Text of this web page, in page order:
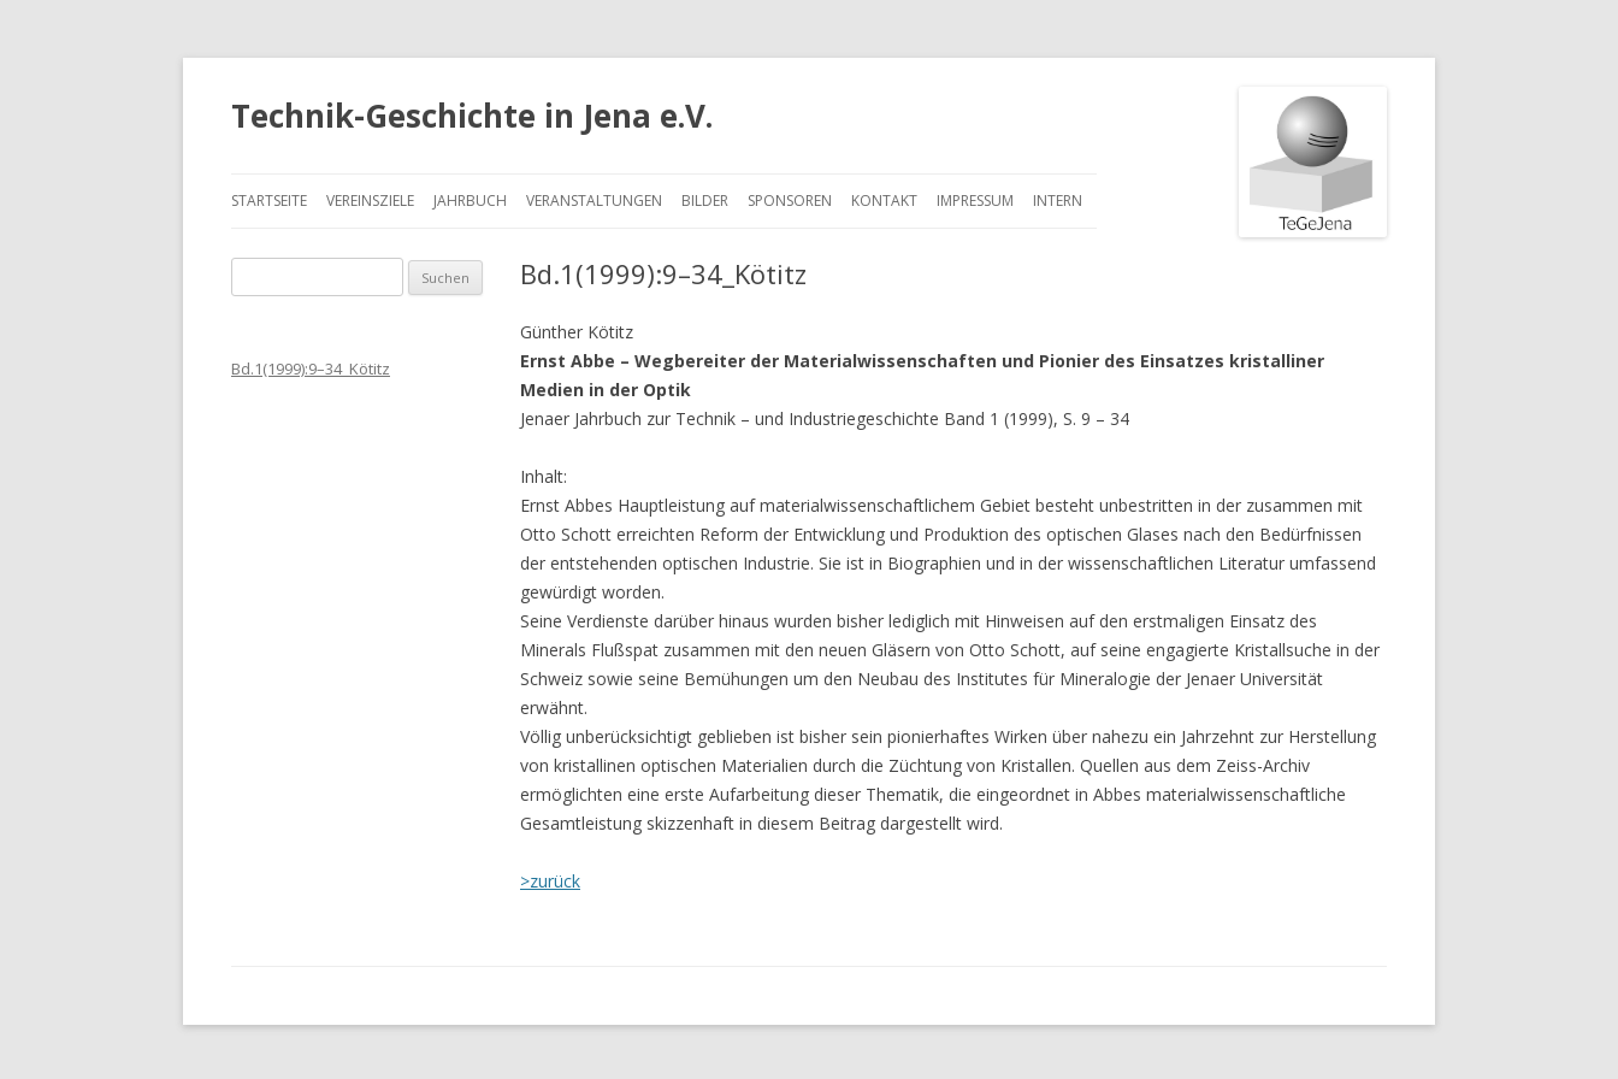
Technik-Geschichte in Jena e.V.
zum
STARTSEITE VEREINSZIELE JAHRBUCH VERANSTALTUNGEN BILDER SPONSOREN KONTAKT IMPRESSUM INTERN
Bd.1(1999):9–34_Kötitz
Günther Kötitz
Ernst Abbe – Wegbereiter der Materialwissenschaften und Pionier des Einsatzes kristalliner
Medien in der Optik
Jenaer Jahrbuch zur Technik – und Industriegeschichte Band 1 (1999), S. 9 – 34
Inhalt:
Ernst Abbes Hauptleistung auf materialwissenschaftlichem Gebiet besteht unbestritten in der zusammen mit
Otto Schott erreichten Reform der Entwicklung und Produktion des optischen Glases nach den Bedürfnissen
der entstehenden optischen Industrie. Sie ist in Biographien und in der wissenschaftlichen Literatur umfassend
gewürdigt worden.
Seine Verdienste darüber hinaus wurden bisher lediglich mit Hinweisen auf den erstmaligen Einsatz des
Minerals Flußspat zusammen mit den neuen Gläsern von Otto Schott, auf seine engagierte Kristallsuche in der
Schweiz sowie seine Bemühungen um den Neubau des Institutes für Mineralogie der Jenaer Universität
erwähnt.
Völlig unberücksichtigt geblieben ist bisher sein pionierhaftes Wirken über nahezu ein Jahrzehnt zur Herstellung
von kristallinen optischen Materialien durch die Züchtung von Kristallen. Quellen aus dem Zeiss-Archiv
ermöglichten eine erste Aufarbeitung dieser Thematik, die eingeordnet in Abbes materialwissenschaftliche
Gesamtleistung skizzenhaft in diesem Beitrag dargestellt wird.
>zurück
u
h
Bd.1(1999):9–34_Kötitz